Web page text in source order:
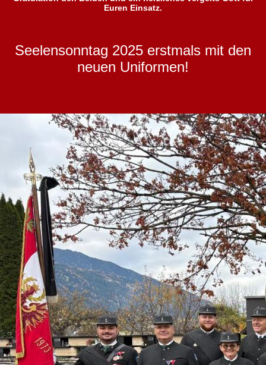
Euren Einsatz.
Seelensonntag 2025 erstmals mit den
neuen Uniformen!